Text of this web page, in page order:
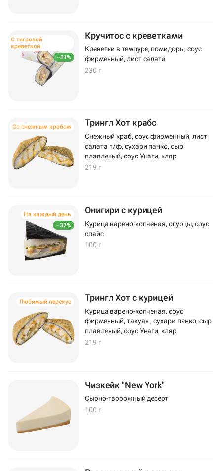
–21%
С тигровой
креветкой
Кручитос с креветками
Креветки в темпуре, помидоры, соус
фирменный, лист салата
230 г
Со снежным крабом Трингл Хот крабс
Снежный краб, соус фирменный, лист
салата п/ф, сухари панко, сыр
плавленый, соус Унаги, кляр
219 г
–37%
На каждый день Онигири с курицей
Курица варено-копченая, огурцы, соус
спайс
100 г
Любимый перекус Трингл Хот с курицей
Курица варено-копченая, соус
фирменный, такуан , сухари панко, сыр
плавленый, соус Унаги, кляр
219 г
Чизкейк "New York"
Сырно-творожный десерт
100 г